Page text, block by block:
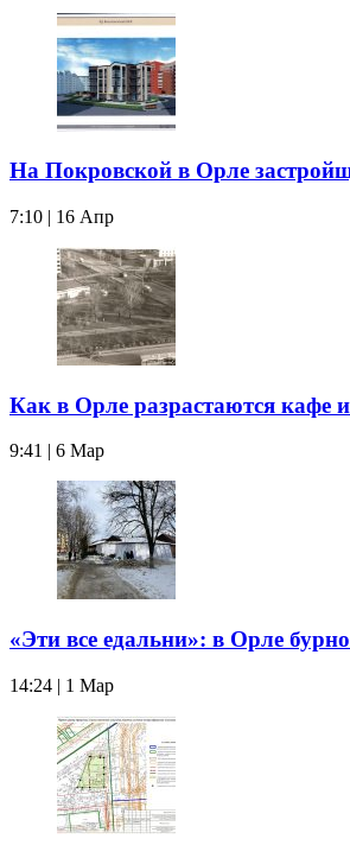
На Покровской в Орле
7:10 | 16 Апр
Как в Орле разрастаются кафе
9:41 | 6 Мар
«Эти все едальни»: в Орле
14:24 | 1 Мар